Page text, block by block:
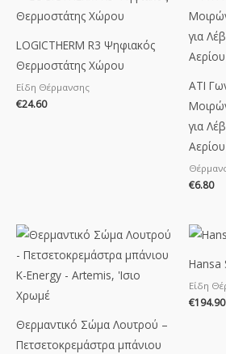
LOGICTHERM R3 Ψηφιακός
Θερμοστάτης Χώρου
Είδη Θέρμανσης
€24.60
ΑΤΙ
για
€6.80
Θερμαντικό Σώμα Λουτρού –
Πετσετοκρεμάστρα μπάνιου
Price
range:
€82.22
through
€218.22
Hansa
Είδη
€194.90